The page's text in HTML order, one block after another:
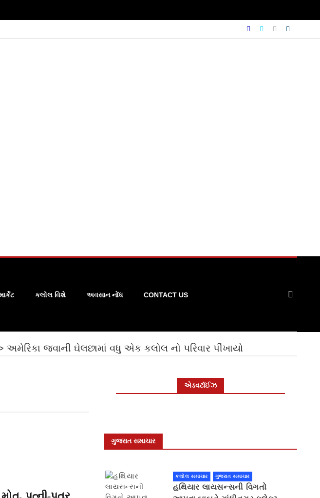
કલોલ વિશે અવસાન નોંધ CONTACT US
અમેરિકા જવાની ઘેલછામાં વધુ એક કલોલ નો પરિવાર પીંખાયો
એડવર્ટાઈઝ
ગુજરાત સમાચાર
કલોલ સમાચાર ગુજરાત સમાચાર
હથિયાર લાયસન્સની વિગતો